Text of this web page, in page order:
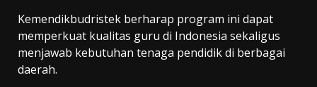
Kemendikbudristek berharap program ini dapat
memperkuat kualitas guru di Indonesia sekaligus
menjawab kebutuhan tenaga pendidik di berbagai
daerah.